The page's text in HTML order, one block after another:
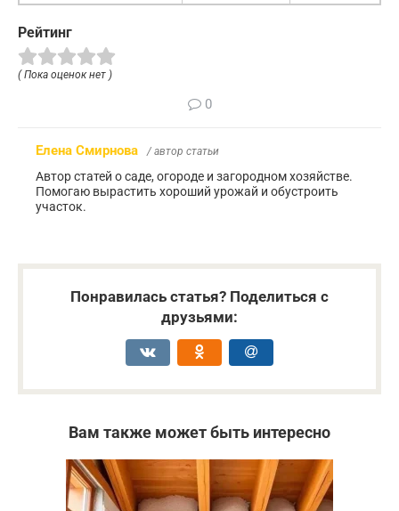
Рейтинг
( Пока оценок нет )
0
Елена Смирнова / автор статьи
Автор статей о саде, огороде и загородном хозяйстве.
Помогаю вырастить хороший урожай и обустроить
участок.
Понравилась статья? Поделиться с
друзьями:
Вам также может быть интересно